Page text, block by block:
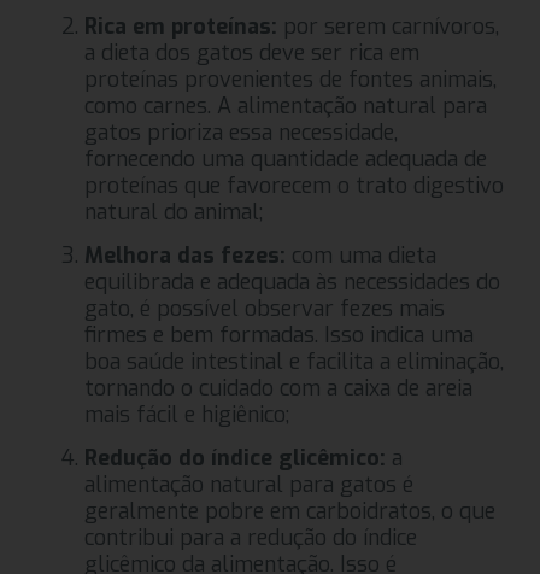
Rica em proteínas: por serem carnívoros,
a dieta dos gatos deve ser rica em
proteínas provenientes de fontes animais,
como carnes. A alimentação natural para
gatos prioriza essa necessidade,
fornecendo uma quantidade adequada de
proteínas que favorecem o trato digestivo
natural do animal;
Melhora das fezes: com uma dieta
equilibrada e adequada às necessidades do
gato, é possível observar fezes mais
firmes e bem formadas. Isso indica uma
boa saúde intestinal e facilita a eliminação,
tornando o cuidado com a caixa de areia
mais fácil e higiênico;
Redução do índice glicêmico: a
alimentação natural para gatos é
geralmente pobre em carboidratos, o que
contribui para a redução do índice
glicêmico da alimentação. Isso é